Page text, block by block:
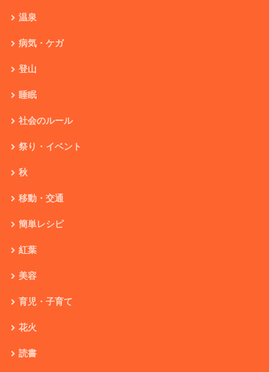
温泉
病気・ケガ
登山
睡眠
社会のルール
祭り・イベント
秋
移動・交通
簡単レシピ
紅葉
美容
育児・子育て
花火
読書